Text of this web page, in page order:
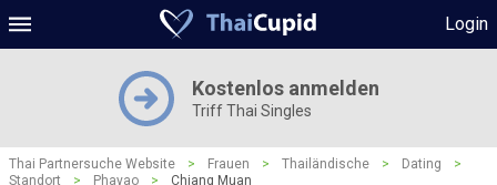
Login
Kostenlos anmelden
Triff Thai Singles
Thai Partnersuche Website > Frauen > Thailändische > Dating
>
Standort
> Phayao > Chiang Muan